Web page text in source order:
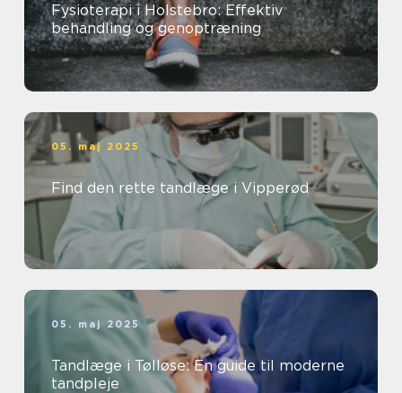
Fysioterapi i Holstebro: Effektiv
behandling og genoptræning
05. maj 2025
Find den rette tandlæge i Vipperød
05. maj 2025
Tandlæge i Tølløse: En guide til moderne
tandpleje